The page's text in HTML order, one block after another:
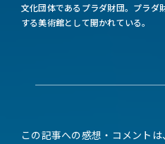
文化団体であるプラダ財団。プラダ
する美術館として開かれている。
この記事への感想・コメントは